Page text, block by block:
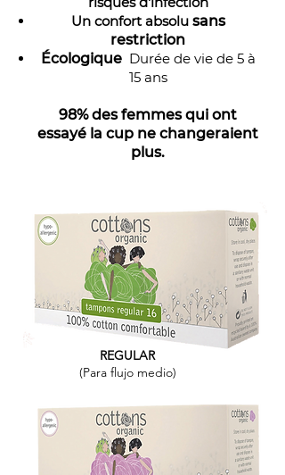
Un confort absolu sans
restriction
Écologique Durée de vie de 5 à
15 ans
98% des femmes qui ont
essayé la cup ne changeraient
plus.
REGULAR
(Para flujo medio)